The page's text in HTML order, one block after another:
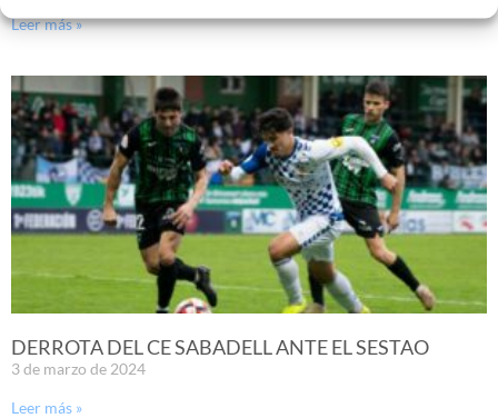
Leer más »
DERROTA DEL CE SABADELL ANTE EL SESTAO
3 de marzo de 2024
Leer más »